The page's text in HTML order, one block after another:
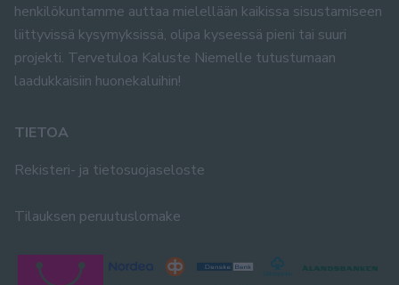
henkilökuntamme auttaa mielellään kaikissa sisustamiseen
liittyvissä kysymyksissä, olipa kyseessä pieni tai suuri
projekti. Tervetuloa Kaluste Niemelle tutustumaan
laadukkaisiin huonekaluihin!
TIETOA
Rekisteri- ja tietosuojaseloste
Tilauksen peruutuslomake